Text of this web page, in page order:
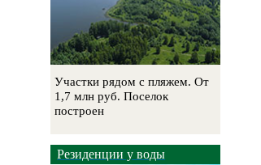
Участки рядом с пляжем. От
1,7 млн руб. Поселок
построен
Резиденции у воды